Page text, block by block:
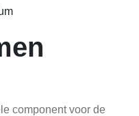
component voor de